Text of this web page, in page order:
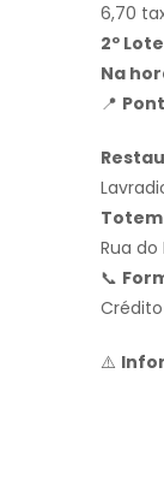
6,70
2º Lote
Na
📍
Rua
📞
Crédito
⚠️